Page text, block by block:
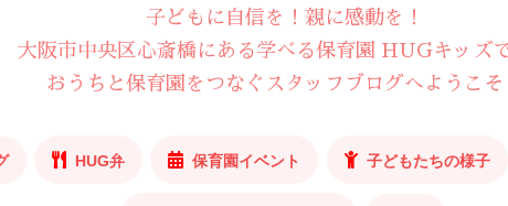
子どもに自信を！親に感動を！
大阪市中央区心斎橋にある学べる保育園 HUGキッズで
おうちと保育園をつなぐスタッフブログへようこそ
HUG弁 保育園イベント 子どもたちの様子